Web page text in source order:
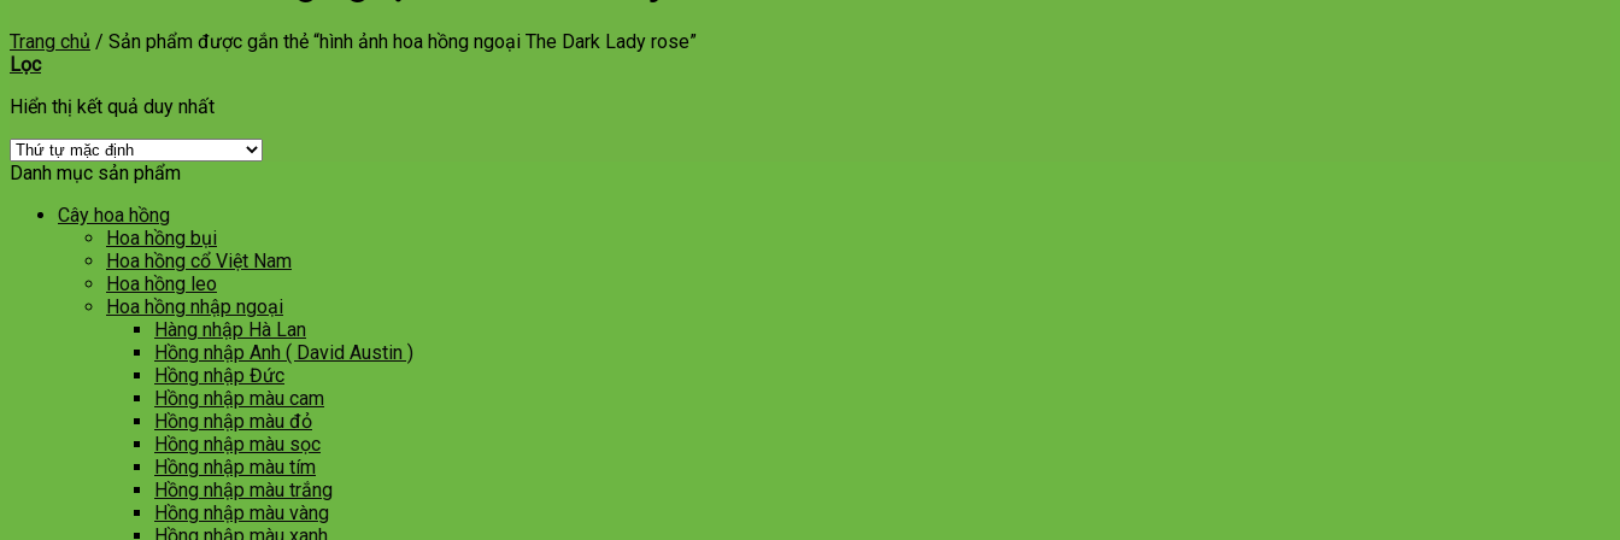
Trang chủ / Sản phẩm được gắn thẻ “hình ảnh hoa hồng ngoại The Dark Lady rose”
Lọc
Hiển thị kết quả duy nhất
Danh mục sản phẩm
Cây hoa hồng
Hoa hồng bụi
Hoa hồng cổ Việt Nam
Hoa hồng leo
Hoa hồng nhập ngoại
Hàng nhập Hà Lan
Hồng nhập Anh ( David Austin )
Hồng nhập Đức
Hồng nhập màu cam
Hồng nhập màu đỏ
Hồng nhập màu sọc
Hồng nhập màu tím
Hồng nhập màu trắng
Hồng nhập màu vàng